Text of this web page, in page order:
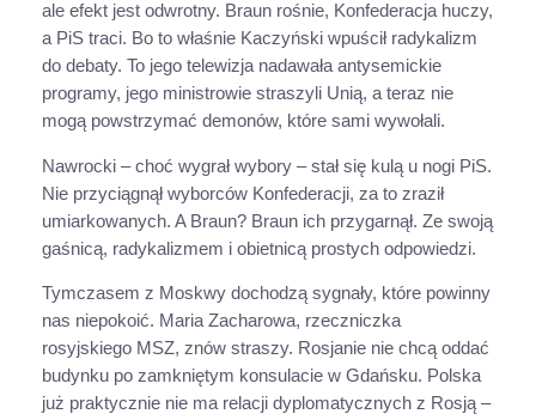
ale efekt jest odwrotny. Braun rośnie, Konfederacja huczy,
a PiS traci. Bo to właśnie Kaczyński wpuścił radykalizm
do debaty. To jego telewizja nadawała antysemickie
programy, jego ministrowie straszyli Unią, a teraz nie
mogą powstrzymać demonów, które sami wywołali.
Nawrocki – choć wygrał wybory – stał się kulą u nogi PiS.
Nie przyciągnął wyborców Konfederacji, za to zraził
umiarkowanych. A Braun? Braun ich przygarnął. Ze swoją
gaśnicą, radykalizmem i obietnicą prostych odpowiedzi.
Tymczasem z Moskwy dochodzą sygnały, które powinny
nas niepokoić. Maria Zacharowa, rzeczniczka
rosyjskiego MSZ, znów straszy. Rosjanie nie chcą oddać
budynku po zamkniętym konsulacie w Gdańsku. Polska
już praktycznie nie ma relacji dyplomatycznych z Rosją –